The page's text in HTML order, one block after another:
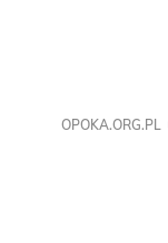
OPOKA.ORG.PL